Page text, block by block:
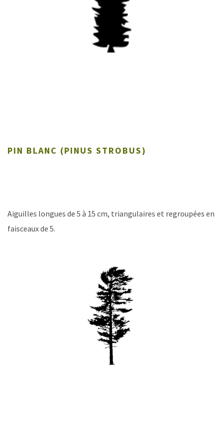
PIN BLANC (PINUS STROBUS)
Aiguilles longues de 5 à 15 cm, triangulaires et regroupées en
faisceaux de 5.